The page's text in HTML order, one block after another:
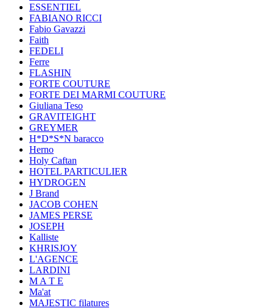
ESSENTIEL
FABIANO RICCI
Fabio Gavazzi
Faith
FEDELI
Ferre
FLASHIN
FORTE COUTURE
FORTE DEI MARMI COUTURE
Giuliana Teso
GRAVITEIGHT
GREYMER
H*D*S*N baracco
Herno
Holy Caftan
HOTEL PARTICULIER
HYDROGEN
J Brand
JACOB COHEN
JAMES PERSE
JOSEPH
Kalliste
KHRISJOY
L'AGENCE
LARDINI
M A T E
Ma'at
MAJESTIC filatures